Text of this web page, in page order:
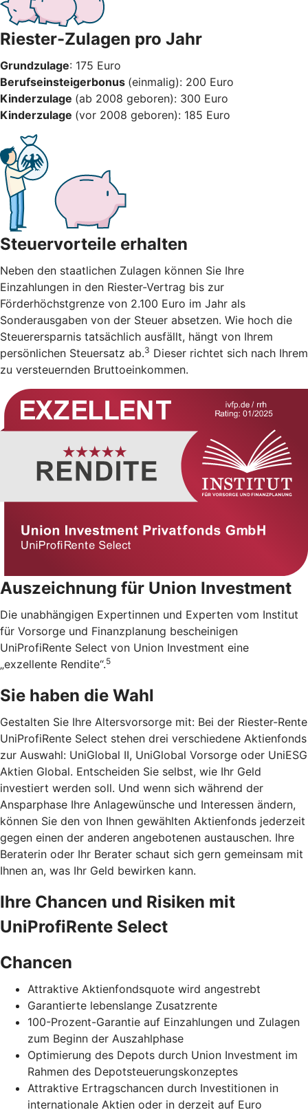
Riester-Zulagen pro Jahr
Grundzulage: 175 Euro
Berufseinsteigerbonus (einmalig): 200 Euro
Kinderzulage (ab 2008 geboren): 300 Euro
Kinderzulage (vor 2008 geboren): 185 Euro
Steuervorteile erhalten
Neben den staatlichen Zulagen können Sie Ihre
Einzahlungen in den Riester-Vertrag bis zur
Förderhöchstgrenze von 2.100 Euro im Jahr als
Sonderausgaben von der Steuer absetzen. Wie hoch die
Steuerersparnis tatsächlich ausfällt, hängt von Ihrem
persönlichen Steuersatz ab.3 Dieser richtet sich nach Ihrem
zu versteuernden Bruttoeinkommen.
Auszeichnung für Union Investment
Die unabhängigen Expertinnen und Experten vom Institut
für Vorsorge und Finanzplanung bescheinigen
UniProfiRente Select von Union Investment eine
„exzellente Rendite“.5
Sie haben die Wahl
Gestalten Sie Ihre Altersvorsorge mit: Bei der Riester-Rente
UniProfiRente Select stehen drei verschiedene Aktienfonds
zur Auswahl: UniGlobal II, UniGlobal Vorsorge oder UniESG
Aktien Global. Entscheiden Sie selbst, wie Ihr Geld
investiert werden soll. Und wenn sich während der
Ansparphase Ihre Anlagewünsche und Interessen ändern,
können Sie den von Ihnen gewählten Aktienfonds jederzeit
gegen einen der anderen angebotenen austauschen. Ihre
Beraterin oder Ihr Berater schaut sich gern gemeinsam mit
Ihnen an, was Ihr Geld bewirken kann.
Ihre Chancen und Risiken mit
UniProfiRente Select
Chancen
Attraktive Aktienfondsquote wird angestrebt
Garantierte lebenslange Zusatzrente
100-Prozent-Garantie auf Einzahlungen und Zulagen
zum Beginn der Auszahlphase
Optimierung des Depots durch Union Investment im
Rahmen des Depotsteuerungskonzeptes
Attraktive Ertragschancen durch Investitionen in
internationale Aktien oder in derzeit auf Euro